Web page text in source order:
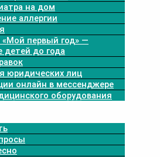
на дом
аллергии
«Мой первый год» —
детей до года
юридических лиц
онлайн в мессенджере
оборудования